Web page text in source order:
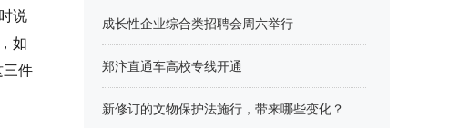
说
如
三件
成长性企业综合类招聘会周六举行
郑汴直通车高校专线开通
新修订的文物保护法施行，带来哪些变化？